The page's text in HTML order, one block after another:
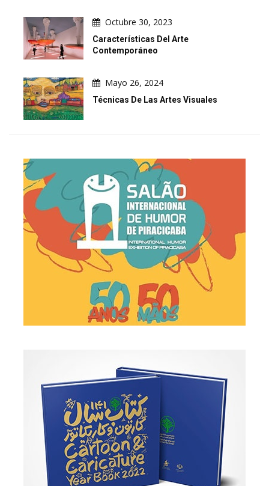
Octubre 30, 2023
Características Del Arte
Contemporáneo
Mayo 26, 2024
Técnicas De Las Artes Visuales